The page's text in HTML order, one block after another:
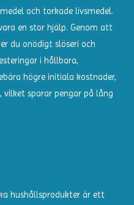
och torkade livsmedel.
en stor hjälp. Genom att
du onödigt slöseri och
i hållbara,
högre initiala kostnader,
sparar pengar på lång
hushållsprodukter är ett